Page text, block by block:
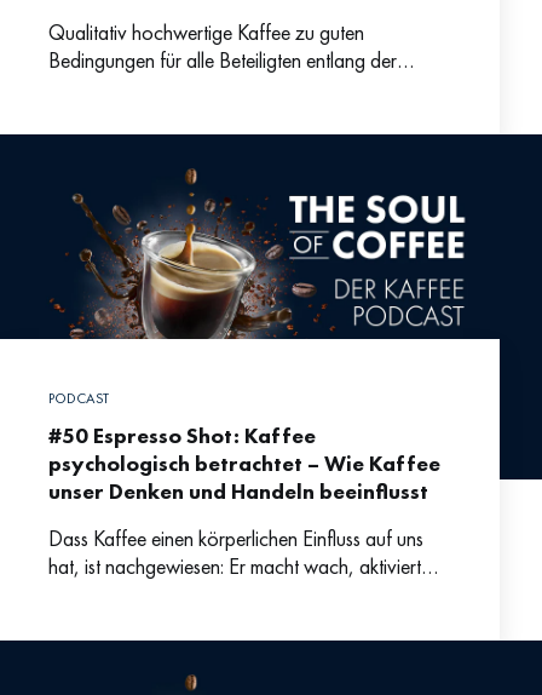
Qualitativ hochwertige Kaffee zu guten
Bedingungen für alle Beteiligten entlang der
Kaffeemacher:innen, gerade die Röstereien dafür
PODCAST
#50 Espresso Shot: Kaffee
psychologisch betrachtet – Wie Kaffee
unser Denken und Handeln beeinflusst
Dass Kaffee einen körperlichen Einfluss auf uns
hat, ist nachgewiesen: Er macht wach, aktiviert